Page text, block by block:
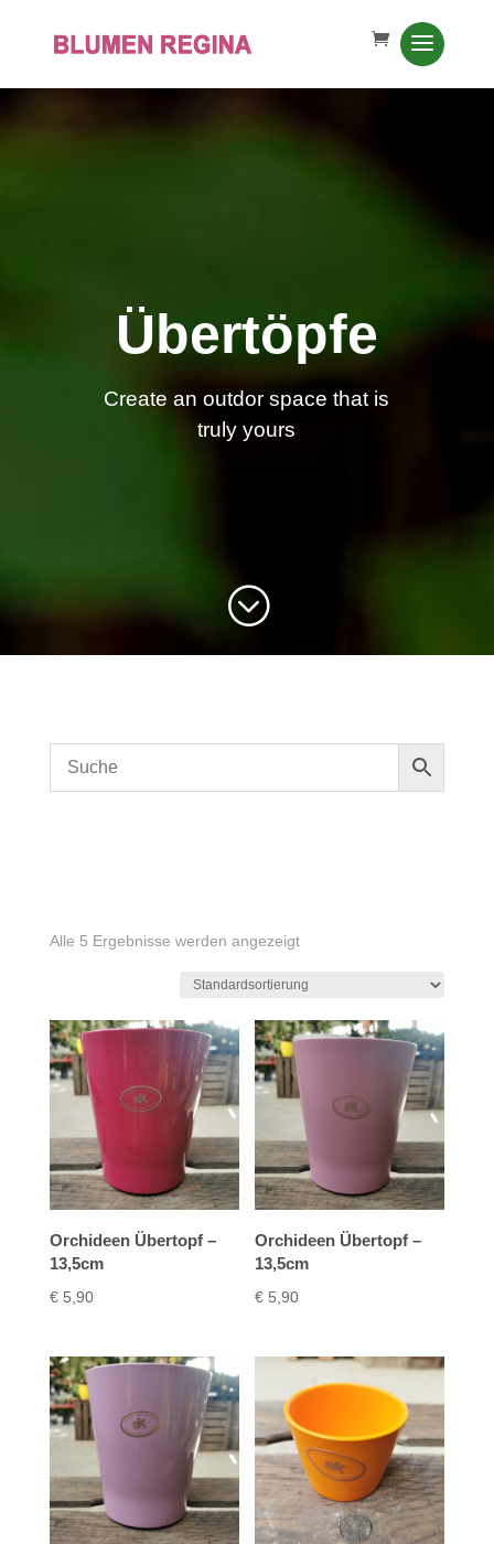
Übertöpfe
Create an outdor space that is
truly yours
;
Alle 5 Ergebnisse werden angezeigt
Orchideen Übertopf –
13,5cm
€5,90
Orchideen Übertopf –
13,5cm
€ 5,90